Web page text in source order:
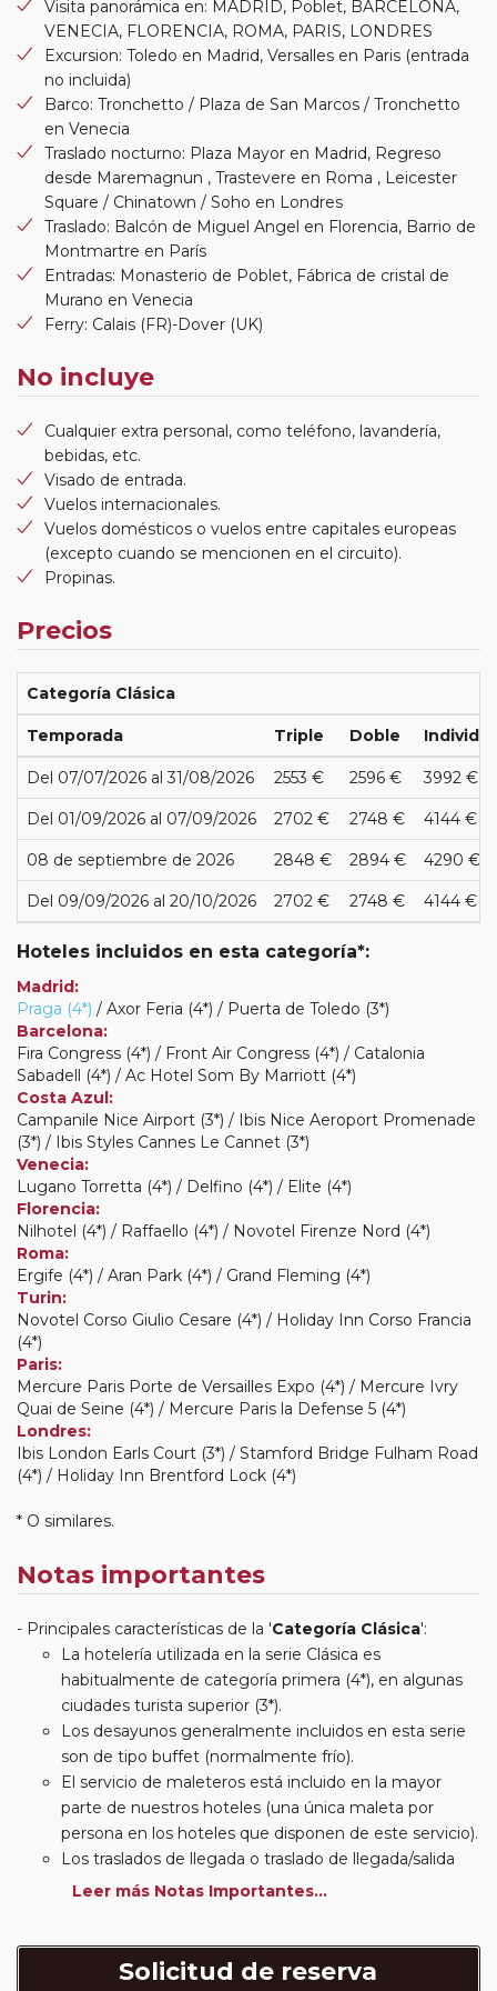
Visita panorámica en: MADRID, Poblet, BARCELONA,
VENECIA, FLORENCIA, ROMA, PARIS, LONDRES
Excursion: Toledo en Madrid, Versalles en Paris (entrada
no incluida)
Barco: Tronchetto / Plaza de San Marcos / Tronchetto
en Venecia
Traslado nocturno: Plaza Mayor en Madrid, Regreso
desde Maremagnun , Trastevere en Roma , Leicester
Square / Chinatown / Soho en Londres
Traslado: Balcón de Miguel Angel en Florencia, Barrio de
Montmartre en París
Entradas: Monasterio de Poblet, Fábrica de cristal de
Murano en Venecia
Ferry: Calais (FR)-Dover (UK)
No incluye
Cualquier extra personal, como teléfono, lavandería,
bebidas, etc.
Visado de entrada.
Vuelos internacionales.
Vuelos domésticos o vuelos entre capitales europeas
(excepto cuando se mencionen en el circuito).
Propinas.
Precios
Categoría Clásica
Temporada Triple Doble
Del 07/07/2026 al 31/08/2026 2553 € 2596 € 3992 €
Del 01/09/2026 al 07/09/2026 2702 € 2748 € 4144 €
08 de septiembre de 2026 2848 € 2894 € 4290 €
Del 09/09/2026 al 20/10/2026 2702 € 2748 € 4144 €
Hoteles incluidos en esta categoría*:
Madrid:
Praga (4*) / Axor Feria (4*) / Puerta de Toledo (3*)
Barcelona:
Fira Congress (4*) / Front Air Congress (4*) / Catalonia
Sabadell (4*) / Ac Hotel Som By Marriott (4*)
Costa Azul:
Campanile Nice Airport (3*) / Ibis Nice Aeroport Promenade
(3*) / Ibis Styles Cannes Le Cannet (3*)
Venecia:
Lugano Torretta (4*) / Delfino (4*) / Elite (4*)
Florencia:
Nilhotel (4*) / Raffaello (4*) / Novotel Firenze Nord (4*)
Roma:
Ergife (4*) / Aran Park (4*) / Grand Fleming (4*)
Turin:
Novotel Corso Giulio Cesare (4*) / Holiday Inn Corso Francia
(4*)
Paris:
Mercure Paris Porte de Versailles Expo (4*) / Mercure Ivry
Quai de Seine (4*) / Mercure Paris la Defense 5 (4*)
Londres:
Ibis London Earls Court (3*) / Stamford Bridge Fulham Road
(4*) / Holiday Inn Brentford Lock (4*)
* O similares.
Notas importantes
Principales características de la 'Categoría Clásica':
La hotelería utilizada en la serie Clásica es
habitualmente de categoría primera (4*), en algunas
ciudades turista superior (3*).
Los desayunos generalmente incluidos en esta serie
son de tipo buffet (normalmente frío).
El servicio de maleteros está incluido en la mayor
parte de nuestros hoteles (una única maleta por
persona en los hoteles que disponen de este servicio).
Los traslados de llegada o traslado de llegada/salida
estarán incluidos según itinerario.
suplemento de media pensión (incluirá un número de
almuerzos o cenas señalado en su itinerario).
Leer más Notas Importantes...
Solicitud de reserva